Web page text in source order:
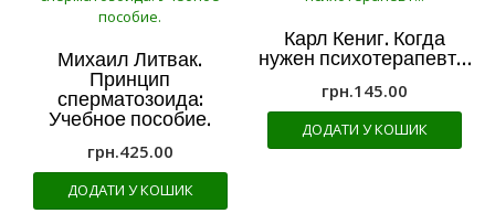
Михаил Литвак.
Принцип
сперматозоида:
Учебное пособие.
грн.425.00
ДОДАТИ У КОШИК
Карл Кениг. Когда
нужен психотерапевт…
грн.145.00
ДОДАТИ У КОШИК